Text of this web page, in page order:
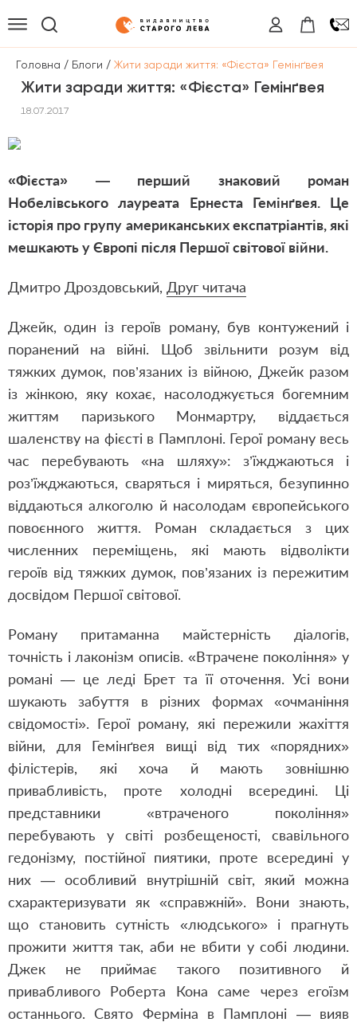
Головна / Блоги / Жити заради життя: «Фієста» Гемінґвея
Жити заради життя: «Фієста» Гемінґвея
18.07.2017
«Фієста» — перший знаковий роман
Нобелівського лауреата Ернеста Гемінґвея. Це
історія про групу американських експатріантів, які
мешкають у Європі після Першої світової війни.
Дмитро Дроздовський, Друг читача
Джейк, один із героїв роману, був контужений і
поранений на війні. Щоб звільнити розум від
тяжких думок, пов’язаних із війною, Джейк разом
із жінкою, яку кохає, насолоджується богемним
життям паризького Монмартру, віддається
шаленству на фієсті в Памплоні. Герої роману весь
час перебувають «на шляху»: з’їжджаються і
роз’їжджаються, сваряться і миряться, безупинно
віддаються алкоголю й насолодам європейського
повоєнного життя. Роман складається з цих
численних переміщень, які мають відволікти
героїв від тяжких думок, пов’язаних із пережитим
досвідом Першої світової.
Роману притаманна майстерність діалогів,
точність і лаконізм описів. «Втрачене покоління» у
романі — це леді Брет та її оточення. Усі вони
шукають забуття в різних формах «очманіння
свідомості». Герої роману, які пережили жахіття
війни, для Гемінґвея вищі від тих «порядних»
філістерів, які хоча й мають зовнішню
привабливість, проте холодні всередині. Ці
представники «втраченого покоління»
перебувають у світі розбещеності, свавільного
гедонізму, постійної пиятики, проте всередині у
них — особливий внутрішній світ, який можна
схарактеризувати як «справжній». Вони знають,
що становить сутність «людського» і прагнуть
прожити життя так, аби не вбити у собі людини.
Джек не приймає такого позитивного й
привабливого Роберта Кона саме через егоїзм
останнього. Свято Ферміна в Памплоні — вияв